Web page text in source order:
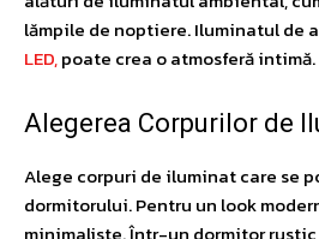
lămpile de noptiere. Iluminatul de
LED,poate crea o atmosferă intimă.
Alegerea Corpurilor de
Alege corpuri de iluminat care se
dormitorului. Pentru un look
minimaliste. Într-un dormitor